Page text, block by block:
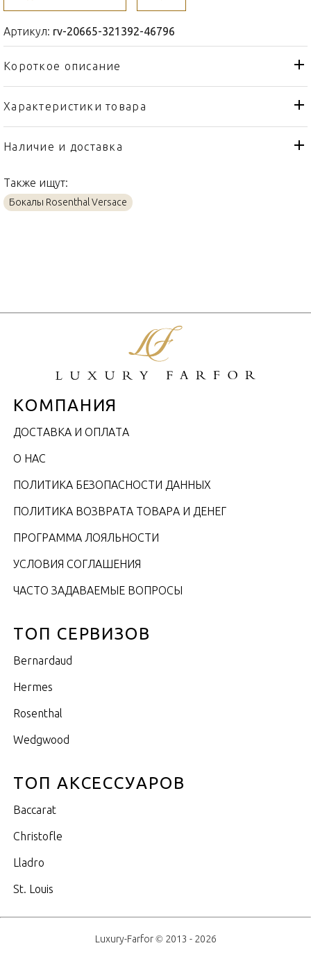
Артикул: rv-20665-321392-46796
Короткое описание
Характеристики товара
Тип товара
Графин
Бренд
Страна производителя
Материал
Стекло
Наличие и доставка
Также ищут:
Бокалы Rosenthal Versace
КОМПАНИЯ
ДОСТАВКА И ОПЛАТА
О НАС
ПОЛИТИКА БЕЗОПАСНОСТИ ДАННЫХ
ПОЛИТИКА ВОЗВРАТА ТОВАРА И ДЕНЕГ
ПРОГРАММА ЛОЯЛЬНОСТИ
УСЛОВИЯ СОГЛАШЕНИЯ
ЧАСТО ЗАДАВАЕМЫЕ ВОПРОСЫ
ТОП СЕРВИЗОВ
Bernardaud
Hermes
Rosenthal
Wedgwood
ТОП АКСЕССУАРОВ
Baccarat
Christofle
Lladro
St. Louis
Luxury-Farfor © 2013 - 2026